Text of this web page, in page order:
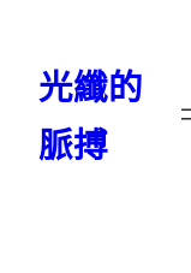
光纖的
脈搏